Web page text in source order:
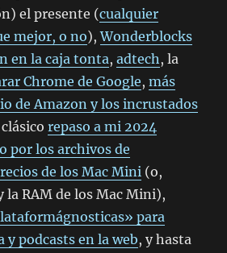
el presente (cualquier
mejor, o no),Wonderblocks
en la caja tonta,adtech, la
Chrome de Google,más
de Amazon y los incrustados
clásicorepaso a mi 2024
por los archivos de
de los Mac Mini (o,
la RAM de los Mac Mini),
para
podcasts en la web, y hasta